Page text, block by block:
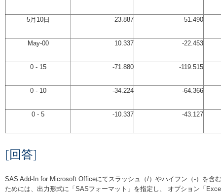
5月10日 -23.887 -51.490
May-00 10.337 -22.453
0 - 15 -71.880 -119.515
0 - 10 -34.224 -64.366
0 - 5 -10.337 -43.127
[回答]
SAS Add-In for Microsoft Officeにてスラッシュ（/）やハイフン（-）を含
ためには、出力形式に「SASフォーマット」を指定し、 オプション「